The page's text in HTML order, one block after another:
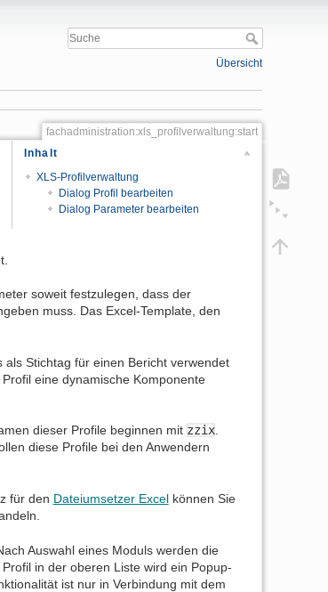
Übersicht
fachadministration:xls_profilverwaltung:start
Inhalt
XLS-Profilverwaltung
Dialog Profil bearbeiten
Dialog Parameter bearbeiten
soweit festzulegen, dass der
muss. Das Excel-Template, den
Stichtag für einen Bericht verwendet
eine dynamische Komponente
dieser Profile beginnen mit zzix.
diese Profile bei den Anwendern
für den Dateiumsetzer Excelkönnen Sie
Auswahl eines Moduls werden die
in der oberen Liste wird ein Popup-
ist nur in Verbindung mit dem